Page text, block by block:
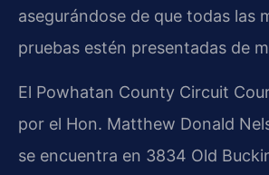
asegurándose de que todas las
pruebas estén presentadas de
El Powhatan County Circuit
por el Hon. Matthew Donald
se encuentra en 3834 Old